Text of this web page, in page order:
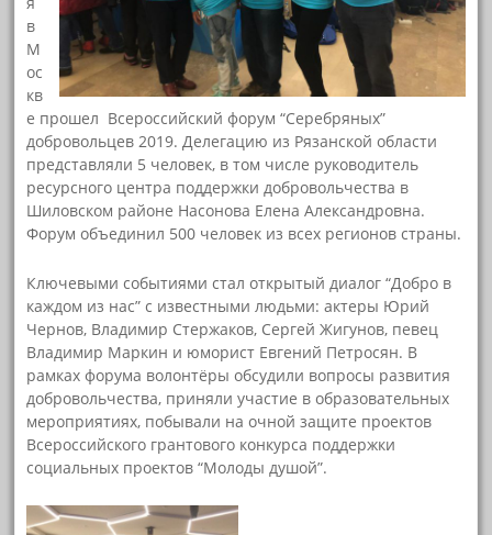
в
М
ос
кв
е прошел Всероссийский форум “Серебряных”
добровольцев 2019. Делегацию из Рязанской области
представляли 5 человек, в том числе руководитель
ресурсного центра поддержки добровольчества в
Шиловском районе Насонова Елена Александровна.
Форум объединил 500 человек из всех регионов страны.
Ключевыми событиями стал открытый диалог “Добро в
каждом из нас” с известными людьми: актеры Юрий
Чернов, Владимир Стержаков, Сергей Жигунов, певец
Владимир Маркин и юморист Евгений Петросян. В
рамках форума волонтёры обсудили вопросы развития
добровольчества, приняли участие в образовательных
мероприятиях, побывали на очной защите проектов
Всероссийского грантового конкурса поддержки
социальных проектов “Молоды душой”.